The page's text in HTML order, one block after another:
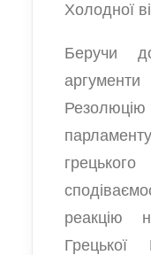
Холодної
Беручи
реакцію